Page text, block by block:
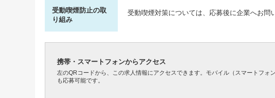
受動喫煙防止の取
り組み
受動喫煙対策については、応募後に企業へお問
携帯・スマートフォンからアクセス
左のQRコードから、この求人情報にアクセスできます。モバイル（スマートフォ
も応募可能です。